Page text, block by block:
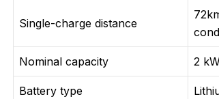
Single-charge distance
Nominal capacity 2
Battery type